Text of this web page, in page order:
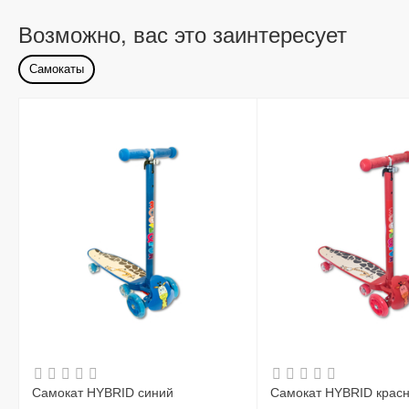
Возможно, вас это заинтересует
Самокаты
Самокат HYBRID синий Самокат HYBRID